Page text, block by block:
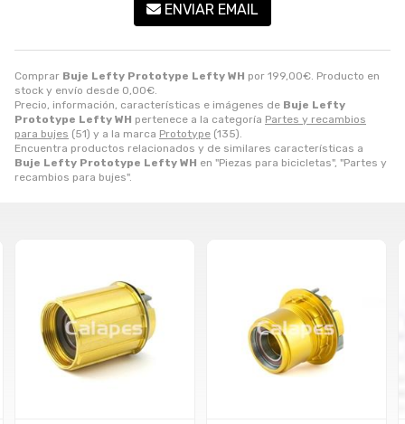
Comprar Buje Lefty Prototype Lefty WH por 199,00€. Producto en
stock y envío desde 0,00€.
Precio, información, características e imágenes de Buje Lefty
Prototype Lefty WH pertenece a la categoría Partes y recambios
para bujes (51) y a la marca Prototype (135).
Encuentra productos relacionados y de similares características a
Buje Lefty Prototype Lefty WH en "Piezas para bicicletas", "Partes y
recambios para bujes".
ENVIAR EMAIL